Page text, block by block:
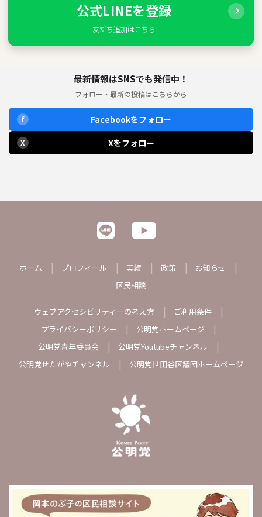
公式LINEを登録
友だち追加はこちら
最新情報はSNSでも発信中！
フォロー・最新の投稿はこちらから
f Facebookをフォロー
X Xをフォロー
ホーム プロフィール 実績 政策
お知らせ
区民相談
ウェブアクセシビリティーの考え方
ご利用条件
プライバシーポリシー
公明党ホームページ
公明党青年委員会
公明党Youtubeチャンネル
公明党せたがやチャンネル
公明党世田谷区議団ホームページ